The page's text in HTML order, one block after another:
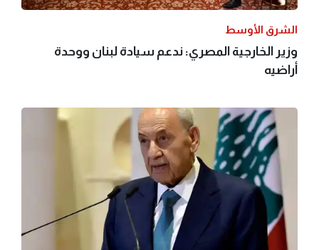
الشرق الأوسط
وزير الخارجية المصري: ندعم سيادة لبنان ووحدة
أراضيه